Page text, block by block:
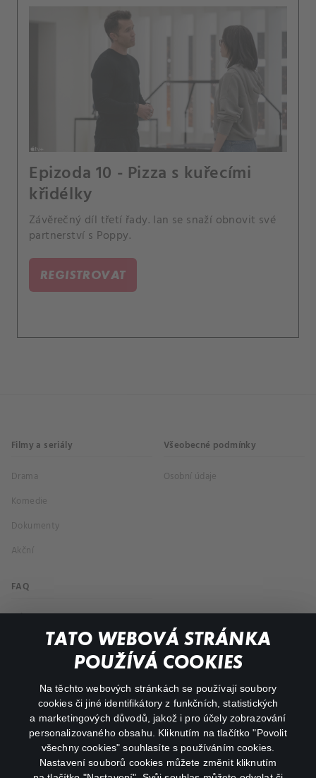
TATO WEBOVÁ STRÁNKA
POUŽÍVÁ COOKIES
Na těchto webových stránkách se používají soubory
cookies či jiné identifikátory z funkčních, statistických
a marketingových důvodů, jakož i pro účely zobrazování
personalizovaného obsahu. Kliknutím na tlačítko "Povolit
všechny cookies" souhlasíte s používáním cookies.
Nastavení souborů cookies můžete změnit kliknutím
Epizoda 10 - Pizza s kuřecími
křidélky
Závěrečný díl třetí řady. Ian se snaží obnovit své
partnerství s Poppy.
REGISTROVAT
Filmy a seriály
Drama
Komedie
Dokumenty
Akční
Všeobecné podmínky
Osobní údaje
FAQ
Můj účet
Důležité odkazy
facebookinstagram
youtube